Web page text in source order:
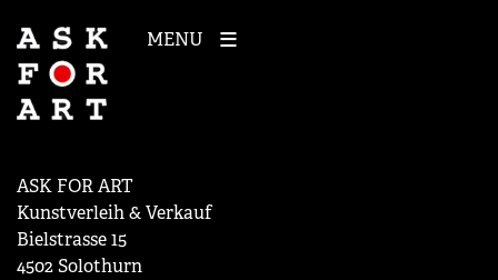
MENU
ASK FOR ART
Kunstverleih & Verkauf
Bielstrasse 15
4502 Solothurn